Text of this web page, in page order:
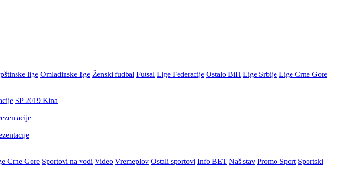
lige Omladinske lige Ženski fudbal Futsal Lige Federacije Ostalo BiH Lige Srbije Lige Crne Gore
SP 2019 Kina
Crne Gore Sportovi na vodi Video Vremeplov Ostali sportovi Info BET Naš stav Promo Sport Sportski